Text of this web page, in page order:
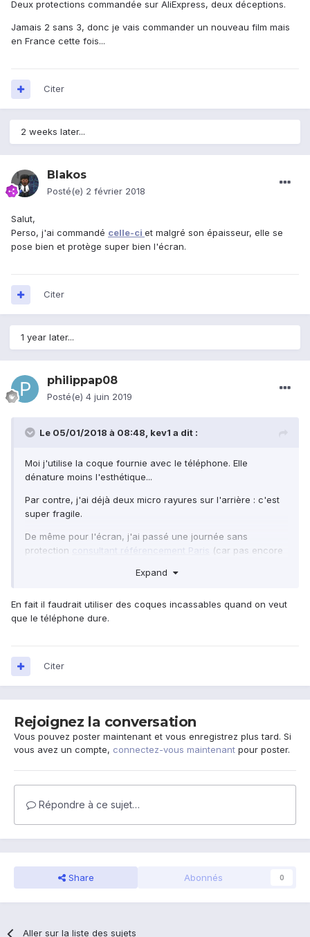
Deux protections commandée sur AliExpress, deux déceptions.
Jamais 2 sans 3, donc je vais commander un nouveau film mais
en France cette fois...
Citer
2 weeks later...
Blakos
Posté(e) 2 février 2018
Salut,
Perso, j'ai commandé celle-ci et malgré son épaisseur, elle se
pose bien et protège super bien l'écran.
Citer
1 year later...
philippap08
Posté(e) 4 juin 2019
Le 05/01/2018 à 08:48, kev1 a dit :
Moi j'utilise la coque fournie avec le téléphone. Elle
dénature moins l'esthétique...
Par contre, j'ai déjà deux micro rayures sur l'arrière : c'est
super fragile.
De même pour l'écran, j'ai passé une journée sans
protection
consultant référencement Paris (car pas encore
disant en verre trempé, mais c'est du plastique et ça
n'épouse pas bien les courbes 2.5D de l'écran... bref je suis
Expand
En fait il faudrait utiliser des coques incassables quand on veut
que le téléphone dure.
Citer
Rejoignez la conversation
Vous pouvez poster maintenant et vous enregistrez plus tard. Si
vous avez un compte, connectez-vous maintenant pour poster.
Répondre à ce sujet…
Share Abonnés 0
Aller sur la liste des sujets